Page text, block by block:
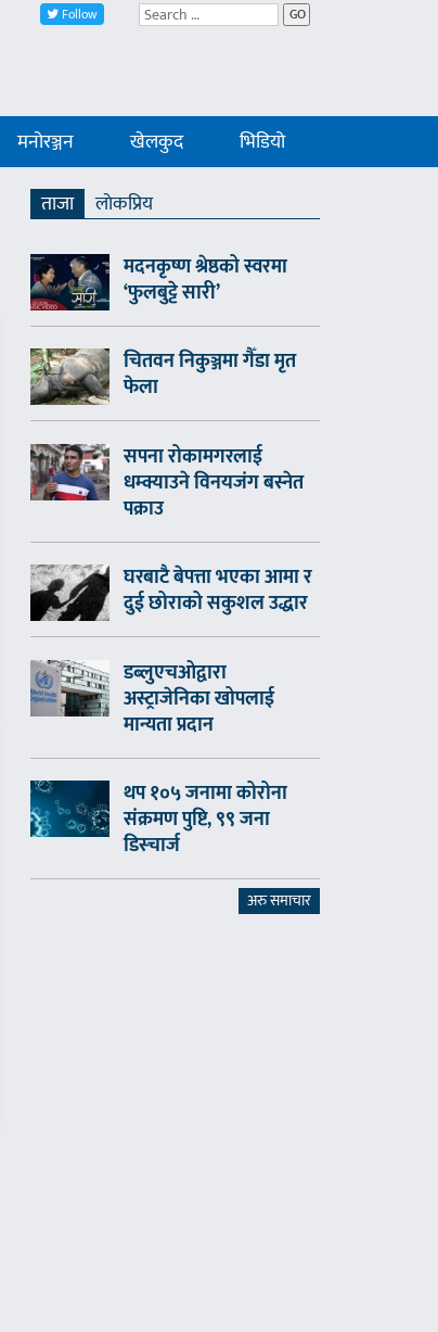
Follow GO
मनोरञ्जन खेलकुद भिडियो
ताजा
लाेकप्रिय
मदनकृष्ण श्रेष्ठको स्वरमा
‘फुलबुट्टे सारी’
चितवन निकुञ्जमा गैँडा मृत
फेला
सपना रोकामगरलाई
धम्क्याउने विनयजंग बस्नेत
पक्राउ
घरबाटै बेपत्ता भएका आमा र
दुई छोराको सकुशल उद्धार
डब्लुएचओद्वारा
अस्ट्राजेनिका खोपलाई
मान्यता प्रदान
थप १०५ जनामा कोरोना
संक्रमण पुष्टि, ९९ जना
डिस्चार्ज
अरु समाचार